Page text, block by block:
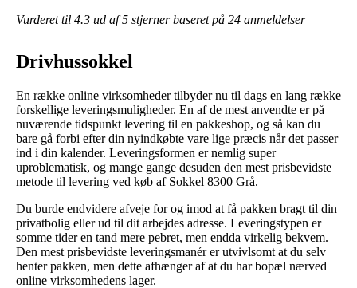
Vurderet til 4.3 ud af 5 stjerner baseret på 24 anmeldelser
Drivhussokkel
En række online virksomheder tilbyder nu til dags en lang række
forskellige leveringsmuligheder. En af de mest anvendte er på
nuværende tidspunkt levering til en pakkeshop, og så kan du
bare gå forbi efter din nyindkøbte vare lige præcis når det passer
ind i din kalender. Leveringsformen er nemlig super
uproblematisk, og mange gange desuden den mest prisbevidste
metode til levering ved køb af Sokkel 8300 Grå.
Du burde endvidere afveje for og imod at få pakken bragt til din
privatbolig eller ud til dit arbejdes adresse. Leveringstypen er
somme tider en tand mere pebret, men endda virkelig bekvem.
Den mest prisbevidste leveringsmanér er utvivlsomt at du selv
henter pakken, men dette afhænger af at du har bopæl nærved
online virksomhedens lager.